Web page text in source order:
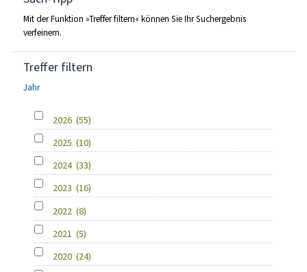
Mit der Funktion »Treffer filtern« können Sie Ihr Suchergebnis
verfeinern.
Treffer filtern
Jahr
2026 (55)
2025 (10)
2024 (33)
2023 (16)
2022 (8)
2021 (5)
2020 (24)